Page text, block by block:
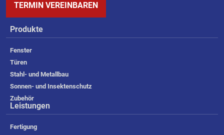
TERMIN VEREINBAREN
Produkte
Fenster
Türen
Stahl- und Metallbau
Sonnen- und Insektenschutz
Zubehör
Leistungen
Fertigung